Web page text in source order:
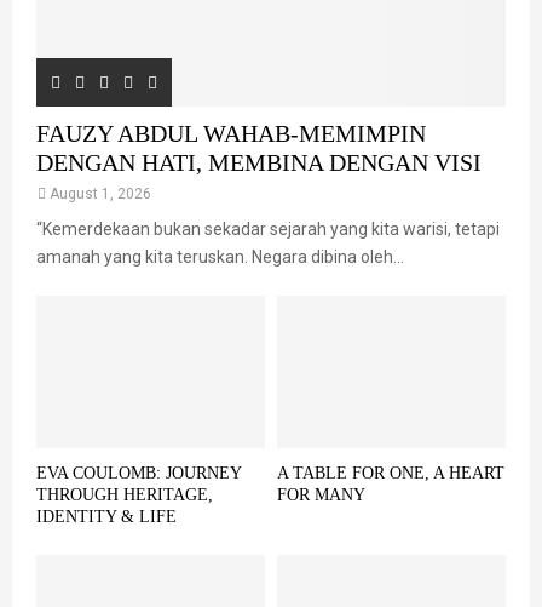
FAUZY ABDUL WAHAB-MEMIMPIN
DENGAN HATI, MEMBINA DENGAN VISI
August 1, 2026
“Kemerdekaan bukan sekadar sejarah yang kita warisi, tetapi
amanah yang kita teruskan. Negara dibina oleh...
EVA COULOMB: JOURNEY
THROUGH HERITAGE,
IDENTITY & LIFE
A TABLE FOR ONE, A HEART
FOR MANY